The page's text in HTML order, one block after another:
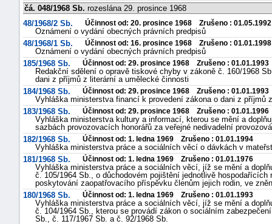
čá. 048/1968 Sb. rozeslána 29. prosince 1968
48/1968/2 Sb.
Účinnost od: 20. prosince 1968 Zrušeno : 01.05.1992
Oznámení o vydání obecných právních predpisů
48/1968/1 Sb.
Účinnost od: 16. prosince 1968 Zrušeno : 01.01.1998
Oznámení o vydání obecných právních predpisů
185/1968 Sb.
Účinnost od: 29. prosince 1968 Zrušeno : 01.01.1993
Redakční sdělení o opravě tiskové chyby v zákoně č. 160/1968
dani z příjmů z literární a umělecké činnosti
184/1968 Sb.
Účinnost od: 29. prosince 1968 Zrušeno : 01.01.1993
Vyhláška ministerstva financí k provedení zákona o dani z příjmů
183/1968 Sb.
Účinnost od: 29. prosince 1968 Zrušeno : 01.01.1996
Vyhláška ministerstva kultury a informací, kterou se mění a
sazbách provozovacích honorářů za veřejné nedivadelní
182/1968 Sb.
Účinnost od: 1. ledna 1969 Zrušeno : 01.01.1994
Vyhláška ministerstva práce a sociálních věcí o dávkách v
181/1968 Sb.
Účinnost od: 1. ledna 1969 Zrušeno : 01.01.1976
Vyhláška ministerstva práce a sociálních věcí, jíž se mění a
č. 105/1964 Sb., o důchodovém pojištění jednotlivě
poskytování zaopatřovacího příspěvku členům jejich rodin, ve
180/1968 Sb.
Účinnost od: 1. ledna 1969 Zrušeno : 01.01.1993
Vyhláška ministerstva práce a sociálních věcí, jíž se mění a
č. 104/1964 Sb., kterou se provádí zákon o sociálním
Sb., č. 117/1967 Sb. a č. 92/1968 Sb.
"náhradě
škod"